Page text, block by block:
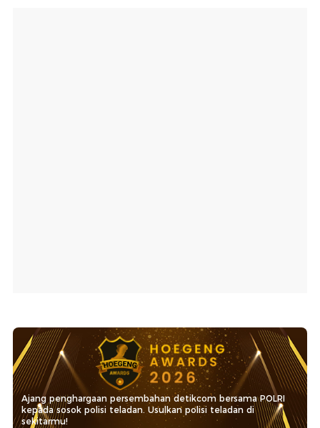
Ajang penghargaan persembahan detikcom bersama POLRI
kepada sosok polisi teladan. Usulkan polisi teladan di
sekitarmu!